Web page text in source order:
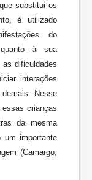
substitui os
é utilizado
do
à sua
dificuldades
interações
Nesse
crianças
da mesma
um importante
(Camargo,